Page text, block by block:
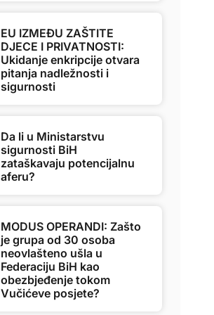
EU IZMEĐU ZAŠTITE
DJECE I PRIVATNOSTI:
Ukidanje enkripcije otvara
pitanja nadležnosti i
sigurnosti
Da li u Ministarstvu
sigurnosti BiH
zataškavaju potencijalnu
aferu?
MODUS OPERANDI: Zašto
je grupa od 30 osoba
neovlašteno ušla u
Federaciju BiH kao
obezbjeđenje tokom
Vučićeve posjete?